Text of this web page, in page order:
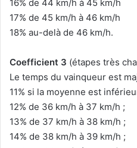
16% de 44 km/h à 45 km/h
17% de 45 km/h à 46 km/h
18% au-delà de 46 km/h.
Coefficient 3 (étapes très
Le temps du vainqueur est
11% si la moyenne est
12% de 36 km/h à 37 km/h ;
13% de 37 km/h à 38 km/h ;
14% de 38 km/h à 39 km/h ;